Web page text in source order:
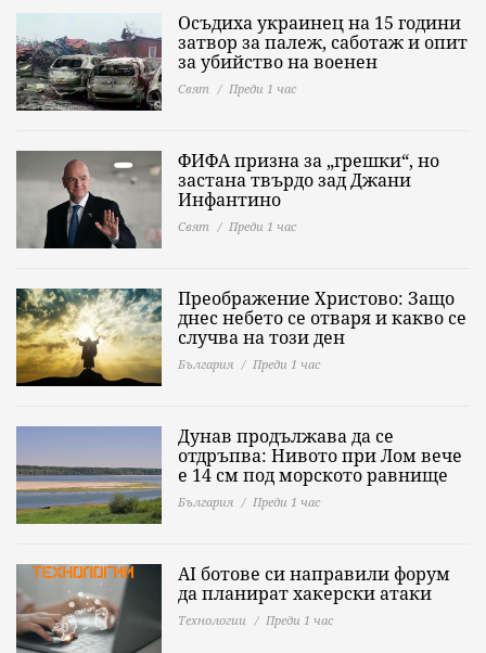
Осъдиха украинец на 15 години
затвор за палеж, саботаж и опит
за убийство на военен
Свят Преди 1 час
ФИФА призна за „грешки“, но
застана твърдо зад Джани
Инфантино
Свят Преди 1 час
Преображение Христово: Защо
днес небето се отваря и какво се
случва на този ден
България Преди 1 час
Дунав продължава да се
отдръпва: Нивото при Лом вече
е 14 см под морското равнище
България Преди 1 час
AI ботове си направили форум
да планират хакерски атаки
Технологии Преди 1 час